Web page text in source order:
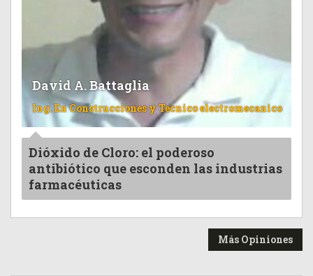
David A. Battaglia
Ing. En Construcciones y Tecnico electromecanico
Dióxido de Cloro: el poderoso
antibiótico que esconden las industrias
farmacéuticas
Más Opiniones